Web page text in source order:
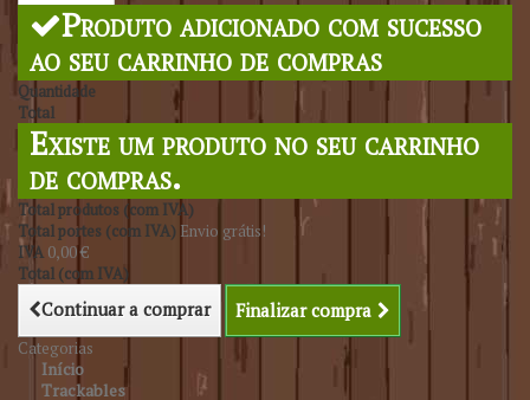
Pesquisar
Produto adicionado com sucesso
ao seu carrinho de compras
Quantidade
Total
Existe um produto no seu carrinho
de compras.
Total produtos (com IVA)
Total portes (com IVA) Envio grátis!
IVA 0,00 €
Total (com IVA)
Continuar a comprar Finalizar compra
Categorias
Início
Trackables